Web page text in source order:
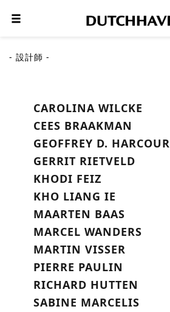
- 設計師 -
CAROLINA WILCKE
CEES BRAAKMAN
GEOFFREY D.
GERRIT RIETVELD
KHODI FEIZ
KHO LIANG IE
MAARTEN BAAS
MARCEL WANDERS
MARTIN VISSER
PIERRE PAULIN
RICHARD HUTTEN
SABINE MARCELIS